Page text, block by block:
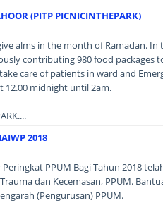
(PITP PICNICINTHEPARK)
alms in the month of Ramadan. In
contributing 980 food packages
care of patients in ward and
12.00 midnight until 2am.
2018
PPUM Bagi Tahun 2018
dan Kecemasan, PPUM.
(Pengurusan) PPUM.